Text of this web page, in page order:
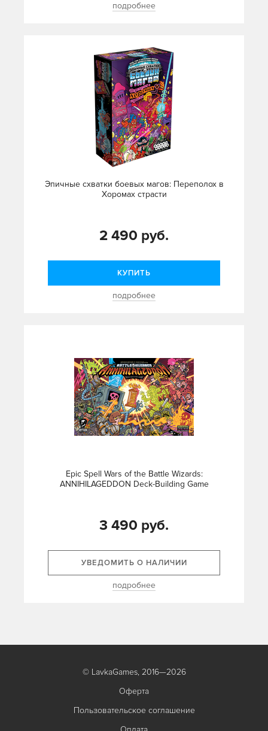
подробнее
Эпичные схватки боевых магов: Переполох в
Хоромах страсти
2 490 руб.
КУПИТЬ
подробнее
Epic Spell Wars of the Battle Wizards:
ANNIHILAGEDDON Deck-Building Game
3 490 руб.
УВЕДОМИТЬ О НАЛИЧИИ
подробнее
© LavkaGames, 2016—2026
Оферта
Пользовательское соглашение